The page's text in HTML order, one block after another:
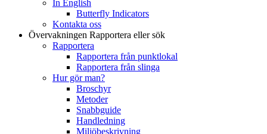
In English
Butterfly Indicators
Kontakta oss
Övervakningen Rapportera eller sök
Rapportera
Rapportera från punktlokal
Rapportera från slinga
Hur gör man?
Broschyr
Metoder
Snabbguide
Handledning
Miljöbeskrivning